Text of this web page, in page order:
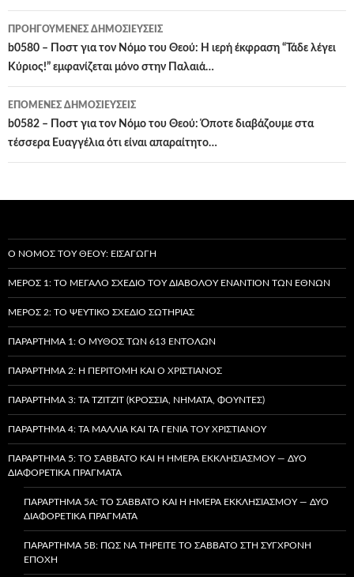
Πλοήγηση
άρθρων
ΠΡΟΗΓΟΎΜΕΝΕΣ ΔΗΜΟΣΙΕΎΣΕΙΣ
b0580 – Ποστ για τον Νόμο του Θεού: Η ιερή έκφραση “Τάδε λέγει
Κύριος!” εμφανίζεται μόνο στην Παλαιά…
ΕΠΌΜΕΝΕΣ ΔΗΜΟΣΙΕΎΣΕΙΣ
b0582 – Ποστ για τον Νόμο του Θεού: Όποτε διαβάζουμε στα
τέσσερα Ευαγγέλια ότι είναι απαραίτητο…
Ο ΝΌΜΟΣ ΤΟΥ ΘΕΟΎ: ΕΙΣΑΓΩΓΉ
ΜΈΡΟΣ 1: ΤΟ ΜΕΓΆΛΟ ΣΧΈΔΙΟ ΤΟΥ ΔΙΑΒΌΛΟΥ ΕΝΑΝΤΊΟΝ ΤΩΝ ΕΘΝΏΝ
ΜΈΡΟΣ 2: ΤΟ ΨΕΎΤΙΚΟ ΣΧΈΔΙΟ ΣΩΤΗΡΊΑΣ
ΠΑΡΆΡΤΗΜΑ 1: Ο ΜΎΘΟΣ ΤΩΝ 613 ΕΝΤΟΛΏΝ
ΠΑΡΆΡΤΗΜΑ 2: Η ΠΕΡΙΤΟΜΉ ΚΑΙ Ο ΧΡΙΣΤΙΑΝΌΣ
ΠΑΡΆΡΤΗΜΑ 3: ΤΑ TZITZIT (ΚΡΌΣΣΙΑ, ΝΉΜΑΤΑ, ΦΟΎΝΤΕΣ)
ΠΑΡΆΡΤΗΜΑ 4: ΤΑ ΜΑΛΛΙΆ ΚΑΙ ΤΑ ΓΈΝΙΑ ΤΟΥ ΧΡΙΣΤΙΑΝΟΎ
ΠΑΡΆΡΤΗΜΑ 5: ΤΟ ΣΆΒΒΑΤΟ ΚΑΙ Η ΗΜΈΡΑ ΕΚΚΛΗΣΙΑΣΜΟΎ — ΔΎΟ
ΔΙΑΦΟΡΕΤΙΚΆ ΠΡΆΓΜΑΤΑ
ΠΑΡΆΡΤΗΜΑ 5A: ΤΟ ΣΆΒΒΑΤΟ ΚΑΙ Η ΗΜΈΡΑ ΕΚΚΛΗΣΙΑΣΜΟΎ — ΔΎΟ
ΔΙΑΦΟΡΕΤΙΚΆ ΠΡΆΓΜΑΤΑ
ΠΑΡΆΡΤΗΜΑ 5B: ΠΏΣ ΝΑ ΤΗΡΕΊΤΕ ΤΟ ΣΆΒΒΑΤΟ ΣΤΗ ΣΎΓΧΡΟΝΗ
ΕΠΟΧΉ